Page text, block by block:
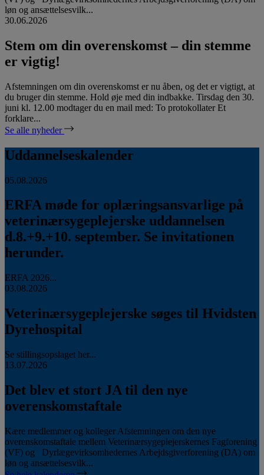
løn og ansættelsesvilk...
30.06.2026
Stem om din overenskomst – din stemme
er vigtig!
Afstemningen om din overenskomst er nu åben, og det er vigtigt, at
du bruger din stemme. Hold øje med din indbakke. Tirsdag den 30.
juni kl. 12.00 modtager du en mail med: To protokollater Et
forklare...
Se alle nyheder
Uddannelseskalender
05.08.2026
ERFA møde for oplæringsansvarlige på
veterinærsygeplejerske uddannelsen
d.8.+9.+10. september. Se invitationen
herunder.
ERFA 2026...
03.08.2026
Veterinærsygeplejerske søges til Hvidsten
Dyrehospital
Se stillingsopslaget her...
13.07.2026
Det blev et stort JA til den nye
overenskomstaftale
Kære medlemmer og kolleger Afstemningen om den nye
overenskomstaftale mellem Veterinærsygeplejerskernes Fagforening
(VF) og Dyrlægevirksomhedernes Arbejdsgiverforening (DA) om
løn og ansættelsesvilk...